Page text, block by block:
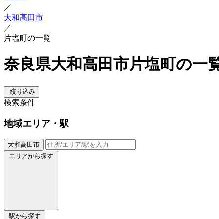
／
大和高田市
／
片塩町の一覧
奈良県大和高田市片塩町の一
絞り込み
検索条件
地域エリア・駅
大和高田市
エリアから探す
駅から探す